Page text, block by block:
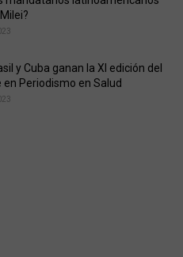
y Cuba ganan la XI edición del
en Periodismo en Salud